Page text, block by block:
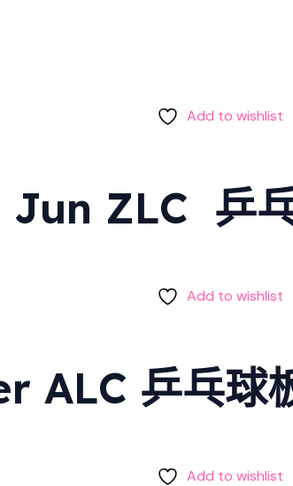
Add to wishlist
ZLC 乒
Add to wishlist
ALC 乒乓球
Add to wishlist